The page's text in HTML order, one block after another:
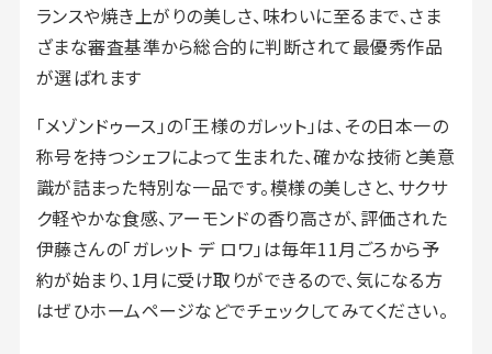
ランスや焼き上がりの美しさ、味わいに至るまで、さま
ざまな審査基準から総合的に判断されて最優秀作品
が選ばれます
「メゾンドゥース」の「王様のガレット」は、その日本一の
称号を持つシェフによって生まれた、確かな技術と美意
識が詰まった特別な一品です。模様の美しさと、サクサ
ク軽やかな食感、アーモンドの香り高さが、評価された
伊藤さんの「ガレット デ ロワ」は毎年11月ごろから予
約が始まり、1月に受け取りができるので、気になる方
はぜひホームページなどでチェックしてみてください。